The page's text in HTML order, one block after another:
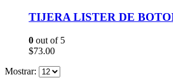
TIJERA LISTER DE
0 out of 5
$73.00
Mostrar: